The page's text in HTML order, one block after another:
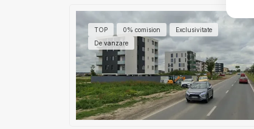
TOP 0% comision
Exclusivitate
De vanzare